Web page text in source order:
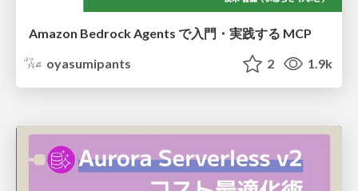
Amazon Bedrock Agents で入門・実践する MCP
oyasumipants
2 1.9k